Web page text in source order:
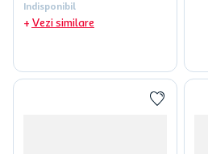
Indisponibil
Vezi similare